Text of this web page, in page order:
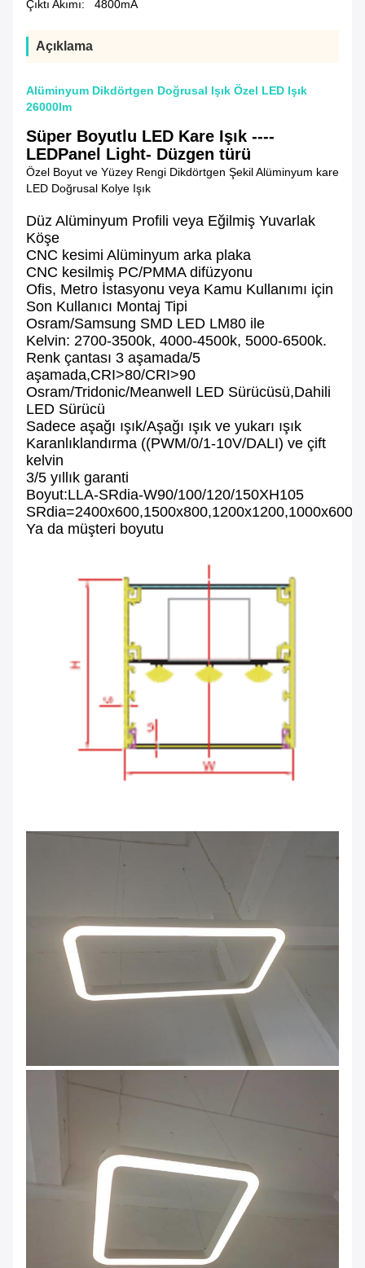
Çıktı Akımı:
4800mA
Açıklama
Alüminyum Dikdörtgen Doğrusal Işık Özel LED Işık
26000lm
Süper Boyutlu LED Kare Işık ----
LEDPanel Light- Düzgen türü
Özel Boyut ve Yüzey Rengi Dikdörtgen Şekil Alüminyum kare
LED Doğrusal Kolye Işık
Düz Alüminyum Profili veya Eğilmiş Yuvarlak
Köşe
CNC kesimi Alüminyum arka plaka
CNC kesilmiş PC/PMMA difüzyonu
Ofis, Metro İstasyonu veya Kamu Kullanımı için
Son Kullanıcı Montaj Tipi
Osram/Samsung SMD LED LM80 ile
Kelvin: 2700-3500k, 4000-4500k, 5000-6500k.
Renk çantası 3 aşamada/5
aşamada,CRI>80/CRI>90
Osram/Tridonic/Meanwell LED Sürücüsü,Dahili
LED Sürücü
Sadece aşağı ışık/Aşağı ışık ve yukarı ışık
Karanlıklandırma ((PWM/0/1-10V/DALI) ve çift
kelvin
3/5 yıllık garanti
Boyut:LLA-SRdia-W90/100/120/150XH105
SRdia=2400x600,1500x800,1200x1200,1000x600
Ya da müşteri boyutu